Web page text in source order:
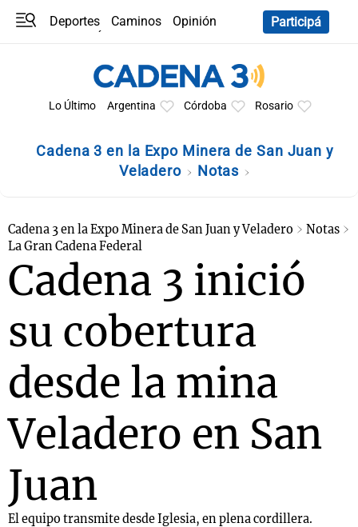
Deportes Caminos
Opinión
Participá
Lo Último Argentina Córdoba Rosario
Cadena 3 en la Expo Minera de San Juan y
Veladero
Notas
Cadena 3 en la Expo Minera de San Juan y Veladero
Notas
La Gran Cadena Federal
Cadena 3 inició
su cobertura
desde la mina
Veladero en San
Juan
El equipo transmite desde Iglesia, en plena cordillera.